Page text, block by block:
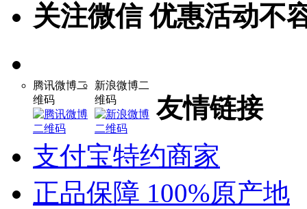
关注微信 优惠活动不
腾讯微博二
维码
新浪微博二
维码
友情链接
支付宝特约商家
正品保障 100%原产地